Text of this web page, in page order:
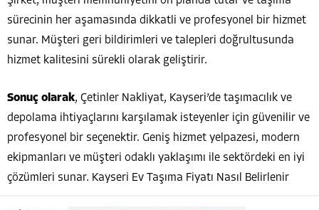
sürecinin her aşamasında dikkatli ve profesyonel bir hizmet
sunar. Müşteri geri bildirimleri ve talepleri doğrultusunda
hizmet kalitesini sürekli olarak geliştirir.
Sonuç olarak, Çetinler Nakliyat, Kayseri’de taşımacılık ve
depolama ihtiyaçlarını karşılamak isteyenler için güvenilir ve
profesyonel bir seçenektir. Geniş hizmet yelpazesi, modern
ekipmanları ve müşteri odaklı yaklaşımı ile sektördeki en iyi
çözümleri sunar. Kayseri Ev Taşıma Fiyatı Nasıl Belirlenir